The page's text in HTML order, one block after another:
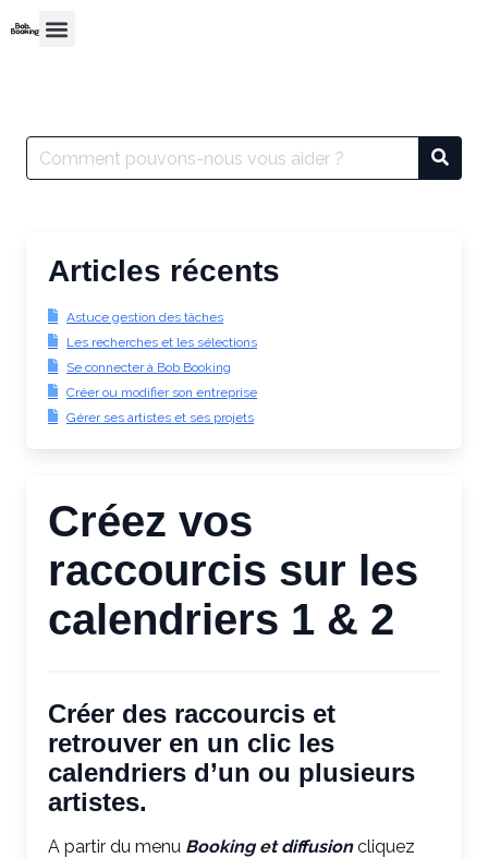
Articles récents
Astuce gestion des tâches
Les recherches et les sélections
Se connecter à Bob Booking
Créer ou modifier son entreprise
Gérer ses artistes et ses projets
Créez vos
raccourcis sur les
calendriers 1 & 2
Créer des raccourcis et
retrouver en un clic les
calendriers d’un ou plusieurs
artistes.
A partir du menu Booking et diffusioncliquez